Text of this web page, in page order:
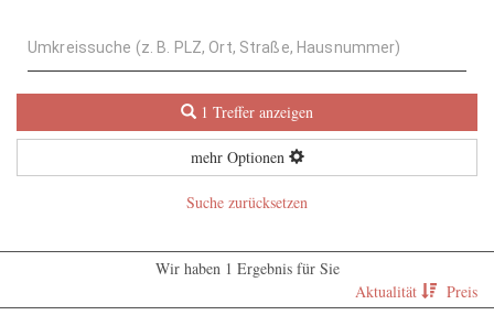
1 Treffer anzeigen
mehr Optionen
Suche zurücksetzen
Wir haben 1 Ergebnis für Sie
Aktualität
Preis